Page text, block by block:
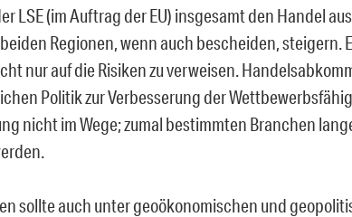
LSE (im Auftrag der EU) insgesamt den Handel
Regionen, wenn auch bescheiden, steigern.
nur auf die Risiken zu verweisen.
Politik zur Verbesserung der
nicht im Wege; zumal bestimmten Branchen
sollte auch unter geoökonomischen und